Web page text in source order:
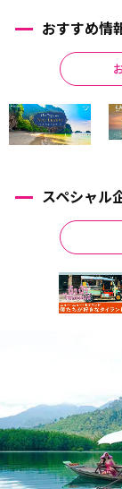
おすすめ情
スペシャル